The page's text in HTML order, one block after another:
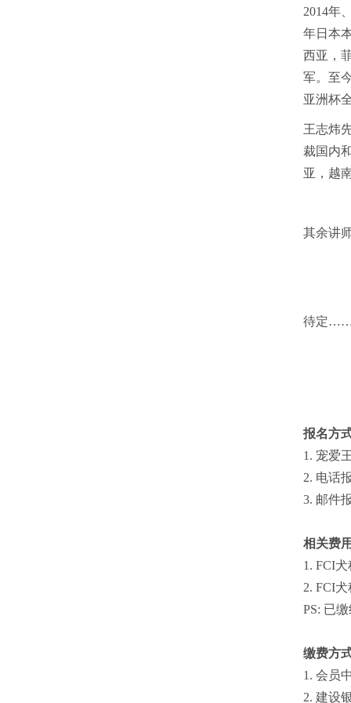
2014年
年日本
西亚，
军。至
亚洲杯
王志炜
裁国内
亚，越
其余讲
待定
报名方
1. 宠爱
2. 电话
3. 邮件
相关费
1. FCI
2. FCI
PS: 已
缴费方
1. 会员
2. 建设